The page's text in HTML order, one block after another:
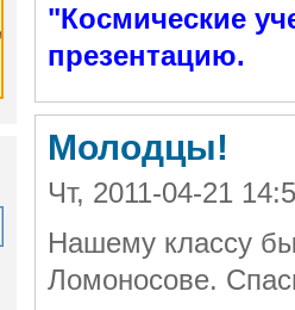
"Космические
презентацию.
Молодцы!
Чт, 2011-04-21
Нашему классу
Ломоносове.